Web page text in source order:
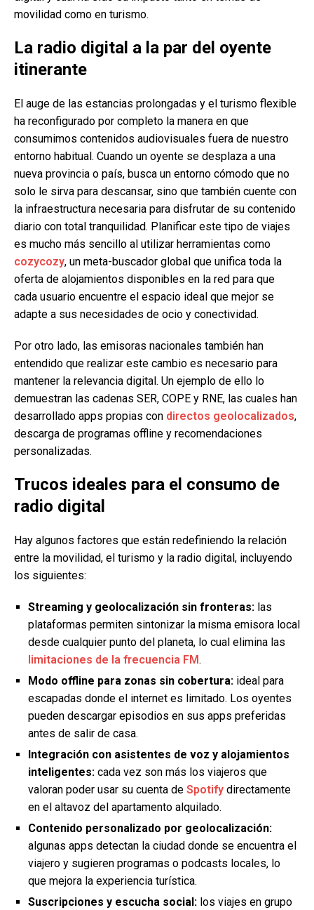
movilidad como en turismo.
La radio digital a la par del oyente
itinerante
El auge de las estancias prolongadas y el turismo flexible
ha reconfigurado por completo la manera en que
consumimos contenidos audiovisuales fuera de nuestro
entorno habitual. Cuando un oyente se desplaza a una
nueva provincia o país, busca un entorno cómodo que no
solo le sirva para descansar, sino que también cuente con
la infraestructura necesaria para disfrutar de su contenido
diario con total tranquilidad. Planificar este tipo de viajes
es mucho más sencillo al utilizar herramientas como
cozycozy, un meta-buscador global que unifica toda la
oferta de alojamientos disponibles en la red para que
cada usuario encuentre el espacio ideal que mejor se
adapte a sus necesidades de ocio y conectividad.
Por otro lado, las emisoras nacionales también han
entendido que realizar este cambio es necesario para
mantener la relevancia digital. Un ejemplo de ello lo
demuestran las cadenas SER, COPE y RNE, las cuales han
desarrollado apps propias con directos geolocalizados,
descarga de programas offline y recomendaciones
personalizadas.
Trucos ideales para el consumo de
radio digital
Hay algunos factores que están redefiniendo la relación
entre la movilidad, el turismo y la radio digital, incluyendo
los siguientes:
Streaming y geolocalización sin fronteras: las
plataformas permiten sintonizar la misma emisora local
desde cualquier punto del planeta, lo cual elimina las
limitaciones de la frecuencia FM.
Modo offline para zonas sin cobertura: ideal para
escapadas donde el internet es limitado. Los oyentes
pueden descargar episodios en sus apps preferidas
antes de salir de casa.
Integración con asistentes de voz y alojamientos
inteligentes: cada vez son más los viajeros que
valoran poder usar su cuenta de Spotify directamente
en el altavoz del apartamento alquilado.
Contenido personalizado por geolocalización:
algunas apps detectan la ciudad donde se encuentra el
viajero y sugieren programas o podcasts locales, lo
que mejora la experiencia turística.
Suscripciones y escucha social: los viajes en grupo